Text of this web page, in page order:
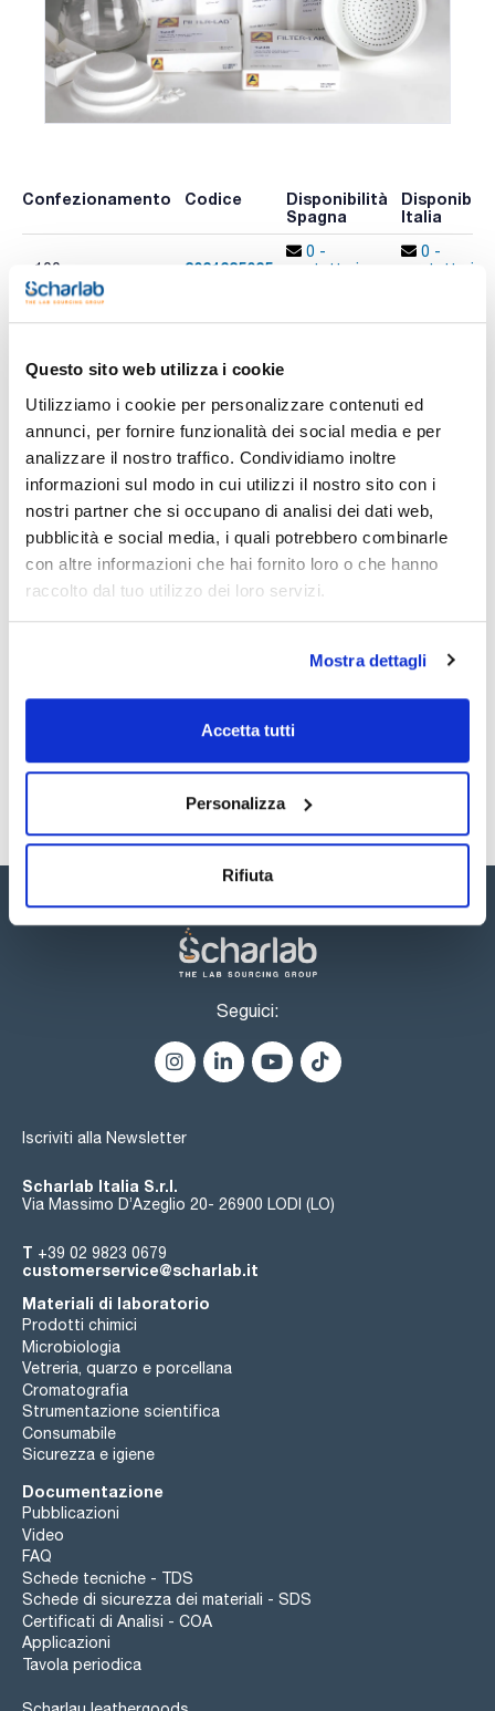
Questo sito web utilizza i cookie
Utilizziamo i cookie per personalizzare contenuti ed
annunci, per fornire funzionalità dei social media e per
analizzare il nostro traffico. Condividiamo inoltre
informazioni sul modo in cui utilizzi il nostro sito con i
nostri partner che si occupano di analisi dei dati web,
pubblicità e social media, i quali potrebbero combinarle
con altre informazioni che hai fornito loro o che hanno
raccolto dal tuo utilizzo dei loro servizi.
Mostra dettagli
Accetta tutti
Personalizza
Rifiuta
Confezionamento Codice
Disponibilità
Spagna
Italia
x 100 u. 3021235025
0 -
contatta i
0 -
contatta i
Caratteristiche
Diametro (mm) : 25
Assorbimento tipico (μm) : 25-30
Conf. (unità) : 100
Per analisi quantitative e gravimetriche.
La cellulosa è di massima purezza.
Vedi di più
Documentazione tecnica
Registrati per i download
Seguici:
Iscriviti alla Newsletter
Scharlab Italia S.r.l.
Via Massimo D’Azeglio 20- 26900 LODI (LO)
T +39 02 9823 0679
customerservice@scharlab.it
Materiali di laboratorio
Prodotti chimici
Microbiologia
Vetreria, quarzo e porcellana
Cromatografia
Strumentazione scientifica
Consumabile
Sicurezza e igiene
Documentazione
Pubblicazioni
Video
FAQ
Schede tecniche - TDS
Schede di sicurezza dei materiali - SDS
Certificati di Analisi - COA
Applicazioni
Tavola periodica